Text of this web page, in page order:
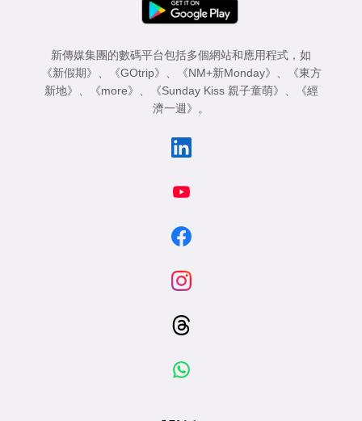
新傳媒集團的數碼平台包括多個網站和應用程式，如
《新假期》
《GOtrip》 《NM+新Monday》
《東方
新地》
《more》 《Sunday Kiss 親子童萌》
《經
濟一週》
。